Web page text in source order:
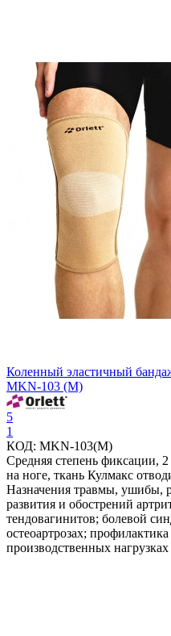
Коленный эластичный
MKN-103 (M)
5
1
КОД: MKN-103(M)
Средняя степень фиксации,
на ноге, ткань Кулмакс
Назначения травмы, ушибы,
развития и обострений
тендовагинитов; болевой
остеоартрозах;
производственных нагрузках